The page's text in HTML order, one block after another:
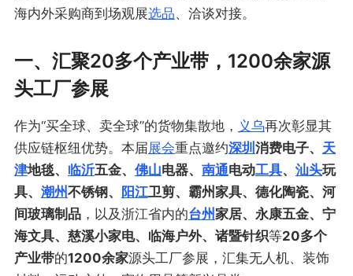
海内外采购商到场观展选品、洽谈对接。
一、汇聚20多个产业带，1200余家源
头工厂参展
作为“买全球、卖全球”的货物集散地， 义乌再次彰显其
供应链枢纽优势。 本届展会重点邀约深圳 消费电子、 天
津地毯、 临沂五金、 佛山电器、 南通电动工具、 汕头玩
具、 潮州不锈钢、 阳江卫剪、霸州家具、德化陶瓷、河
间玻璃制品，以及浙江省内的台州家居、永康五金、宁
海文具、慈溪小家电、临海户外、诸暨针织等20多个
产业带的1200余家源头工厂参展，汇集无人机、装饰